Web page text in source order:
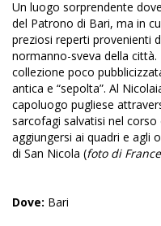
Un luogo sorprendente
del Patrono di Bari, ma in
preziosi reperti provenienti
normanno-sveva della
collezione poco
antica e “sepolta”. Al
capoluogo pugliese
sarcofagi salvatisi nel
aggiungersi ai quadri e agli
di San Nicola (foto di
Dove: Bari